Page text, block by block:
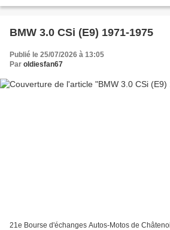
BMW 3.0 CSi (E9) 1971-1975
Publié le 25/07/2026 à 13:05
Par oldiesfan67
21e Bourse d'échanges Autos-Motos de